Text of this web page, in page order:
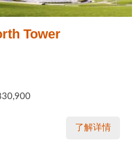
Tower
了解详情